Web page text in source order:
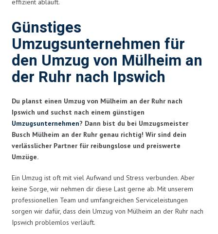
effizient abläuft.
Günstiges
Umzugsunternehmen für
den Umzug von Mülheim an
der Ruhr nach Ipswich
Du planst einen Umzug von Mülheim an der Ruhr nach
Ipswich und suchst nach einem günstigen
Umzugsunternehmen? Dann bist du bei Umzugsmeister
Busch Mülheim an der Ruhr genau richtig! Wir sind dein
verlässlicher Partner für reibungslose und preiswerte
Umzüge.
Ein Umzug ist oft mit viel Aufwand und Stress verbunden. Aber
keine Sorge, wir nehmen dir diese Last gerne ab. Mit unserem
professionellen Team und umfangreichen Serviceleistungen
sorgen wir dafür, dass dein Umzug von Mülheim an der Ruhr nach
Ipswich problemlos verläuft.